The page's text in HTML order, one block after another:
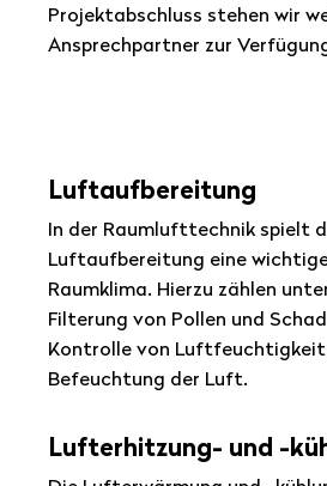
Projektabschluss stehen wir
Ansprechpartner zur
Luftaufbereitung
In der Raumlufttechnik spielt
Luftaufbereitung eine
Raumklima. Hierzu zählen
Filterung von Pollen und
Kontrolle von
Befeuchtung der Luft.
Lufterhitzung- und -